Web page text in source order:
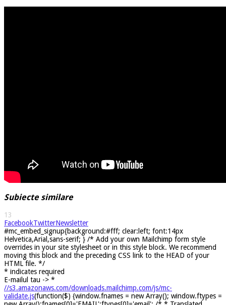
Subiecte similare
13
FacebookTwitterNewsletter
#mc_embed_signup{background:#fff; clear:left; font:14px
Helvetica,Arial,sans-serif; } /* Add your own Mailchimp form style
overrides in your site stylesheet or in this style block. We recommend
moving this block and the preceding CSS link to the HEAD of your
HTML file. */
* indicates required
E-mailul tau -> *
//s3.amazonaws.com/downloads.mailchimp.com/js/mc-
validate.js(function($) {window.fnames = new Array(); window.ftypes =